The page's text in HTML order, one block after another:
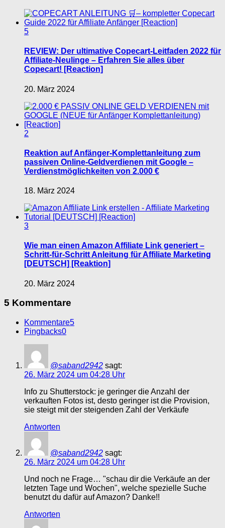
5
REVIEW: Der ultimative Copecart-Leitfaden 2022 für
Affiliate-Neulinge – Erfahren Sie alles über
Copecart! [Reaction]
20. März 2024
2
Reaktion auf Anfänger-Komplettanleitung zum
passiven Online-Geldverdienen mit Google –
Verdienstmöglichkeiten von 2.000 €
18. März 2024
3
Wie man einen Amazon Affiliate Link generiert –
Schritt-für-Schritt Anleitung für Affiliate Marketing
[DEUTSCH] [Reaktion]
20. März 2024
5 Kommentare
Kommentare5
Pingbacks0
@saband2942 sagt:
26. März 2024 um 04:28 Uhr
Info zu Shutterstock: je geringer die Anzahl der
verkauften Fotos ist, desto geringer ist die Provision,
sie steigt mit der steigenden Zahl der Verkäufe
Antworten
@saband2942 sagt:
26. März 2024 um 04:28 Uhr
Und noch ne Frage… "schau dir die Verkäufe an der
letzten Tage und Wochen", welche spezielle Suche
benutzt du dafür auf Amazon? Danke!!
Antworten